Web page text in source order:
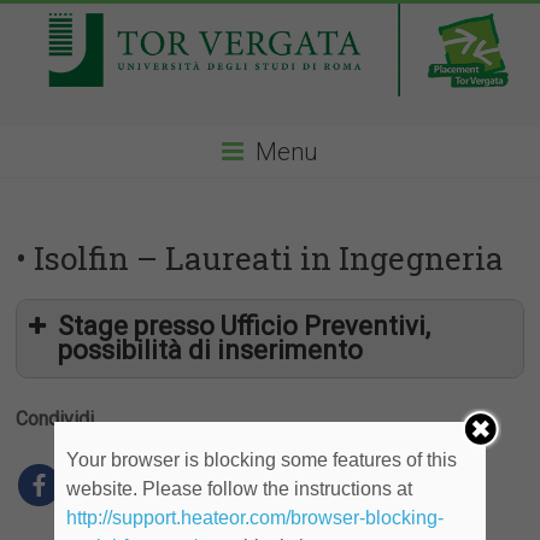
Menu
• Isolfin – Laureati in Ingegneria
Stage presso Ufficio Preventivi,
possibilità di inserimento
IsolfinS.p.A. è una Società operante nel settore della
Condividi
Your browser is blocking some features of this
website. Please follow the instructions at
http://support.heateor.com/browser-blocking-